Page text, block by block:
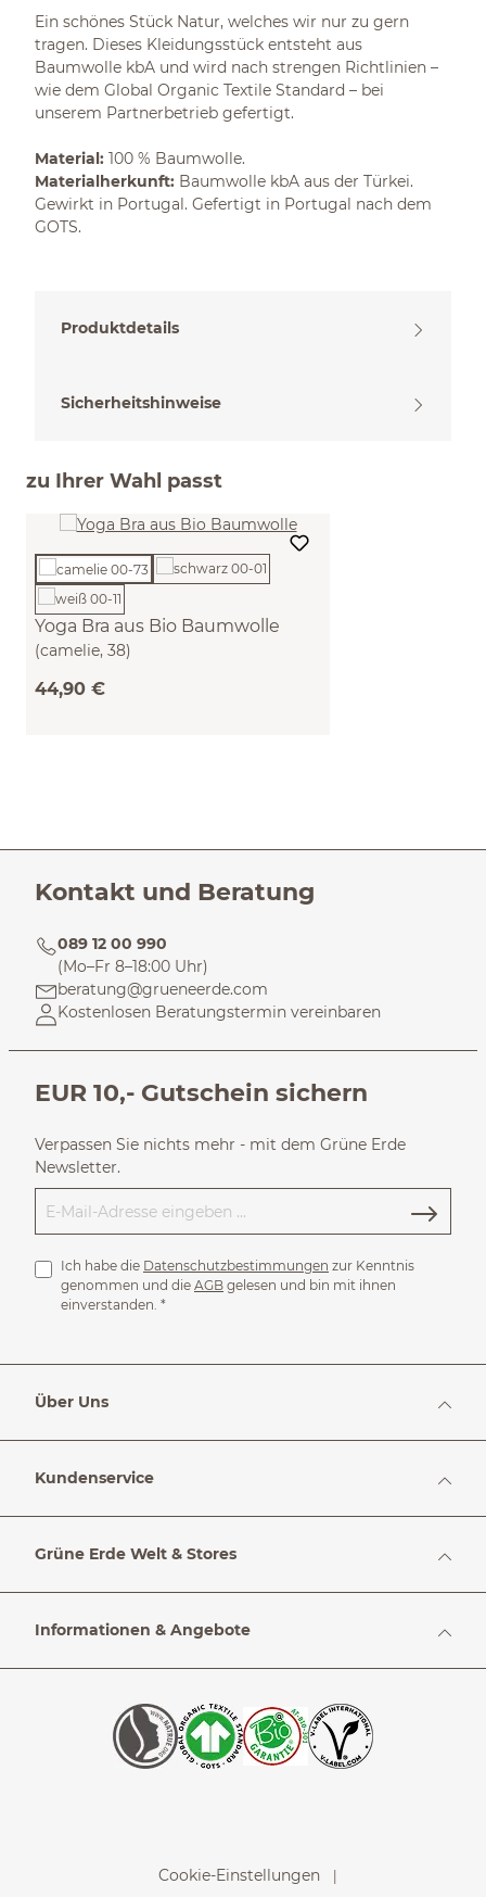
Ein schönes Stück Natur, welches wir nur zu gern
tragen. Dieses Kleidungsstück entsteht aus
Baumwolle kbA und wird nach strengen Richtlinien –
wie dem Global Organic Textile Standard – bei
unserem Partnerbetrieb gefertigt.
Material: 100 % Baumwolle.
Materialherkunft: Baumwolle kbA aus der Türkei.
Gewirkt in Portugal. Gefertigt in Portugal nach dem
GOTS.
Produktdetails
Sicherheitshinweise
zu Ihrer Wahl passt
Yoga Bra aus Bio Baumwolle
(camelie, 38)
44,90 €
Kontakt und Beratung
089 12 00 990
(Mo–Fr 8–18:00 Uhr)
beratung@grueneerde.com
Kostenlosen Beratungstermin vereinbaren
EUR 10,- Gutschein sichern
Verpassen Sie nichts mehr - mit dem Grüne Erde
Newsletter.
Ich habe die Datenschutzbestimmungen zur Kenntnis
genommen und die AGB gelesen und bin mit ihnen
einverstanden. *
Über Uns
Kundenservice
Grüne Erde Welt & Stores
Informationen & Angebote
Cookie-Einstellungen